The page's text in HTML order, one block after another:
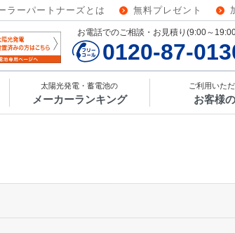
ラーパートナーズとは 無料プレゼント
お電話でのご相談・お見積り(9:00～
0120-87-
太陽光発電・蓄電池の
メーカーランキング
ご利用いた
お客様